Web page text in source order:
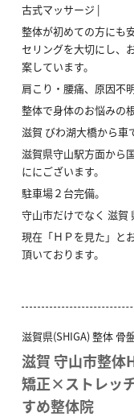
古式マッサージ |
整体が初めての方にも
セリングを大切にし、
案しています。
肩こり・腰痛、原因不
整体で身体のお悩みの
滋賀 びわ湖大橋から車
滋賀県守山駅方面から
ににございます。
駐車場２台完備。
守山市だけでなく 滋賀
現在「ＨＰを見た」と
頂いております。
滋賀県(SHIGA) 整体 骨
滋賀 守山市整
矯正×ストレッ
すめ整体院